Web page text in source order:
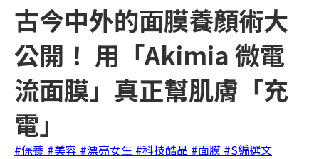
古今中外的面膜養顏術大
公開！ 用「Akimia 微電
流面膜」真正幫肌膚「充
電」
#保養 #美容 #漂亮女生 #科技酷品 #面膜 #S編選文